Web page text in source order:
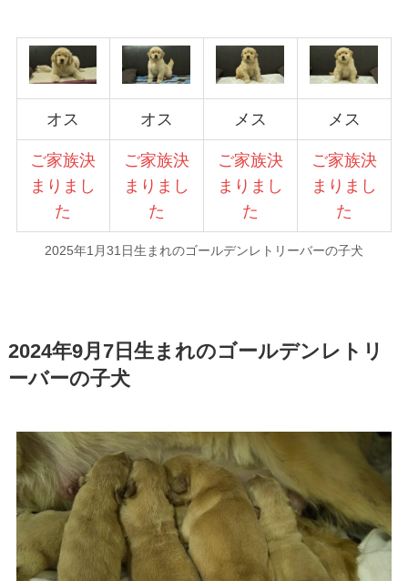
オス オス メス メス
ご家族決
まりまし
た
ご家族決
まりまし
た
ご家族決
まりまし
た
ご家族決
まりまし
た
2025年1月31日生まれのゴールデンレトリーバーの子犬
2024年9月7日生まれのゴールデンレトリ
ーバーの子犬